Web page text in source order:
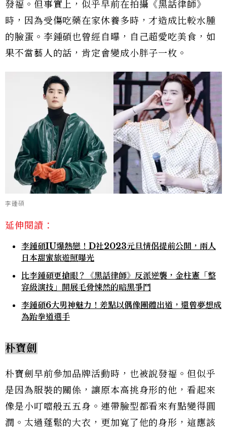
發福。但事實上，似乎早前在拍攝《黑話律師》
時，因為受傷吃藥在家休養多時，才造成比較水腫
的臉蛋。李鍾碩也曾經自曝，自己超愛吃美食，如
果不當藝人的話，肯定會變成小胖子一枚。
李鍾碩
延伸閱讀：
李鍾碩IU爆熱戀！D社2023元旦情侶提前公開，兩人
日本甜蜜旅遊照曝光
比李鍾碩更搶眼？《黑話律師》反派逆襲，金柱憲「整
容級演技」開展毛骨悚然的暗黑爭鬥
李鍾碩6大男神魅力！差點以偶像團體出道，還曾夢想成
為跆拳道選手
朴寶劍
朴寶劍早前參加品牌活動時，也被說發福。但似乎
是因為服裝的關係，讓原本高挑身形的他，看起來
像是小叮噹般五五身。連帶臉型都看來有點變得圓
潤。太過蓬鬆的大衣，更加寬了他的身形，這應該